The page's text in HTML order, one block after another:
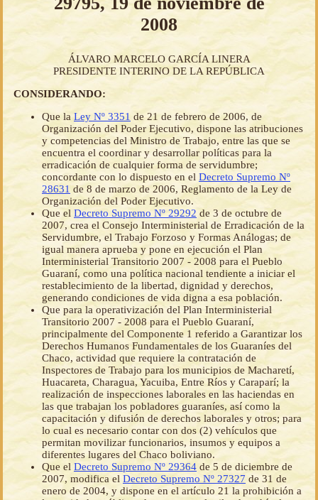
2008
ÁLVARO MARCELO GARCÍA LINERA
PRESIDENTE INTERINO DE LA REPÚBLICA
CONSIDERANDO:
Que laLey Nº 3351 de 21 de febrero de 2006, de
Organización del Poder Ejecutivo, dispone las atribuciones
y competencias del Ministro de Trabajo, entre las que se
encuentra el coordinar y desarrollar políticas para la
erradicación de cualquier forma de servidumbre;
concordante con lo dispuesto en el Decreto Supremo Nº
28631 de 8 de marzo de 2006, Reglamento de la Ley de
Organización del Poder Ejecutivo.
Que el Decreto Supremo Nº 29292 de 3 de octubre de
2007, crea el Consejo Interministerial de Erradicación de la
Servidumbre, el Trabajo Forzoso y Formas Análogas; de
igual manera aprueba y pone en ejecución el Plan
Interministerial Transitorio 2007 - 2008 para el Pueblo
Guaraní, como una política nacional tendiente a iniciar el
restablecimiento de la libertad, dignidad y derechos,
generando condiciones de vida digna a esa población.
Que para la operativización del Plan Interministerial
Transitorio 2007 - 2008 para el Pueblo Guaraní,
principalmente del Componente 1 referido a Garantizar los
Derechos Humanos Fundamentales de los Guaraníes del
Chaco, actividad que requiere la contratación de
Inspectores de Trabajo para los municipios de Macharetí,
Huacareta, Charagua, Yacuiba, Entre Ríos y Caraparí; la
realización de inspecciones laborales en las haciendas en
las que trabajan los pobladores guaraníes, así como la
capacitación y difusión de derechos laborales y otros; para
lo cual es necesario contar con dos (2) vehículos que
permitan movilizar funcionarios, insumos y equipos a
diferentes lugares del Chaco boliviano.
Que el Decreto Supremo Nº 29364 de 5 de diciembre de
2007, modifica el Decreto Supremo Nº 27327 de 31 de
enero de 2004, y dispone en el artículo 21 la prohibición a